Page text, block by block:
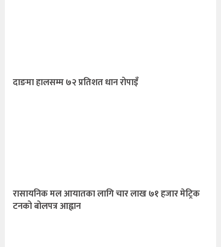
दाङमा हालसम्म ७२ प्रतिशत धान रोपाइँ
रासायनिक मल आयातका लागि चार लाख ७१ हजार मेट्रिक
टनको बोलपत्र आह्वान